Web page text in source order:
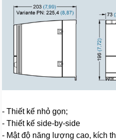
- Thiết kế nhỏ gọn;
- Thiết kế side-by-side
- Mật độ năng lượng cao, kích